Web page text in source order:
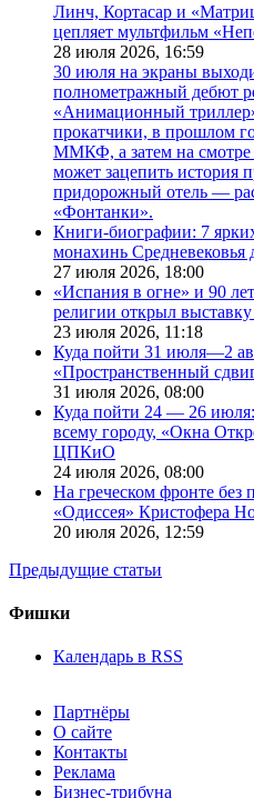
Линч, Кортасар и
цепляет мультфильм
28 июля 2026, 16:59
30 июля на экраны
полнометражный дебют
«Анимационный
прокатчики, в прошлом
ММКФ, а затем на смотре
может зацепить история
придорожный отель —
«Фонтанки».
Книги-биографии: 7
монахинь
27 июля 2026, 18:00
«Испания в огне» и 90
религии открыл
23 июля 2026, 11:18
Куда пойти 31 июля—2
«Пространственный
31 июля 2026, 08:00
Куда пойти 24 — 26
всему городу, «Окна
ЦПКиО
24 июля 2026, 08:00
На греческом фронте без
«Одиссея» Кристофера
20 июля 2026, 12:59
Предыдущие статьи
Фишки
Календарь в RSS
Партнёры
О сайте
Контакты
Реклама
Бизнес-трибуна